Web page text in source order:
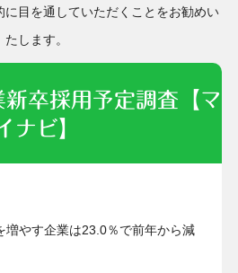
に目を通していただくことをお勧めい
たします。
卒採用予定調査【マ
ナビ】
増やす企業は23.0％で前年から減